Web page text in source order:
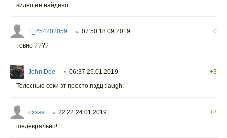
видео не найдено
1_254202059 ○ 07:50 18.09.2019
0
Говно ????
John.Doe ○ 06:37 25.01.2019
+3
Телесные соки эт просто пздц :laugh:
oxsss ○ 22:22 24.01.2019
+2
шедеврально!